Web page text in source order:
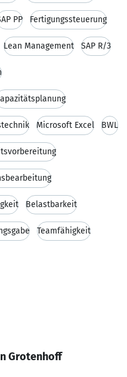
PP Fertigungssteuerung
Lean Management SAP R/3
Microsoft Excel BWL
Belastbarkeit
Teamfähigkeit
Grotenhoff